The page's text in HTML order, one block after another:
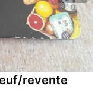
revente